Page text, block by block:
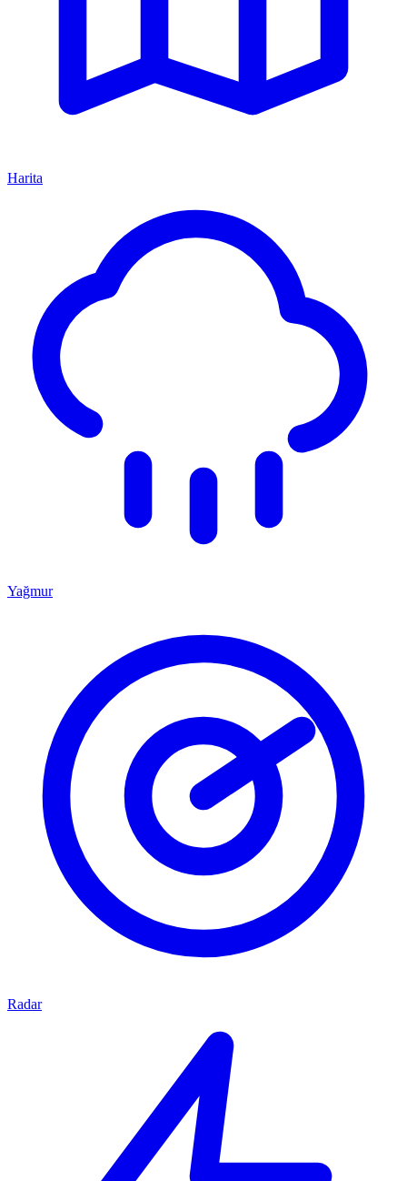
Harita
Yağmur
Radar